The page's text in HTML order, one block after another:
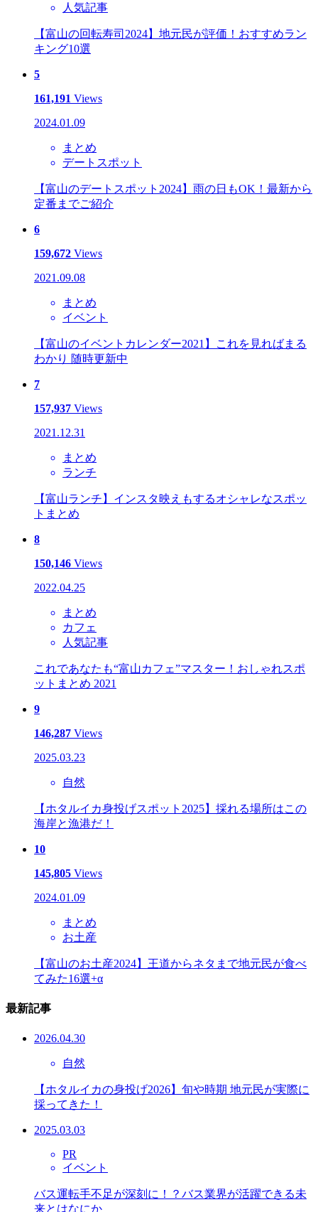
人気記事
【富山の回転寿司2024】地元民が評価！おすすめラン
キング10選
5
161,191 Views
2024.01.09
まとめ
デートスポット
【富山のデートスポット2024】雨の日もOK！最新から
定番までご紹介
6
159,672 Views
2021.09.08
まとめ
イベント
【富山のイベントカレンダー2021】これを見ればまる
わかり 随時更新中
7
157,937 Views
2021.12.31
まとめ
ランチ
【富山ランチ】インスタ映えもするオシャレなスポッ
トまとめ
8
150,146 Views
2022.04.25
まとめ
カフェ
人気記事
これであなたも“富山カフェ”マスター！おしゃれスポ
ットまとめ 2021
9
146,287 Views
2025.03.23
自然
【ホタルイカ身投げスポット2025】採れる場所はこの
海岸と漁港だ！
10
145,805 Views
2024.01.09
まとめ
お土産
【富山のお土産2024】王道からネタまで地元民が食べ
てみた16選+α
最新記事
2026.04.30
自然
【ホタルイカの身投げ2026】旬や時期 地元民が実際に
採ってきた！
2025.03.03
PR
イベント
バス運転手不足が深刻に！？バス業界が活躍できる未
来とはなにか